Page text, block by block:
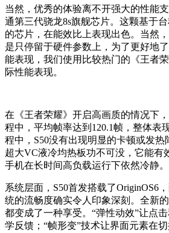
当然，优秀的体验离不开强大的性能
通第三代骁龙8s旗舰芯片。这颗基于
的芯片，在能效比上表现出色。当然
是只停留于硬件参数上，为了更好地
能表现，我们使用比较热门的《王者
际性能表现。
在《王者荣耀》开启高画质的情况下
程中，平均帧率达到120.1帧，整体表
程中，S50没有出现明显的卡顿或发热
超大VC液冷均热板功不可没，它能有
手机在长时间高负载运行下依然冷静。
系统层面，S50首发搭载了OriginOS6
统的流畅度确实令人印象深刻。全新
都变成了一种享受。“弹性动效”让点
学反馈；“帧形变”技术让界面元素在